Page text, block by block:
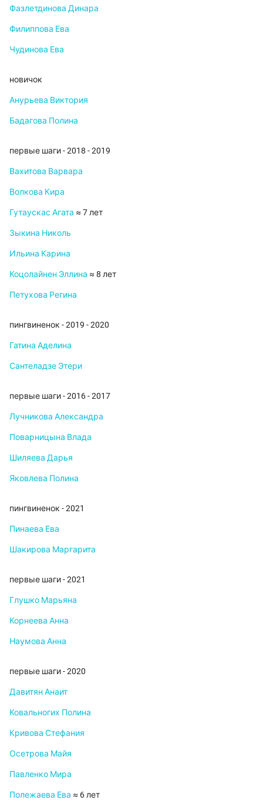
Фазлетдинова Динара
Филиппова Ева
Чудинова Ева
новичок
Анурьева Виктория
Бадагова Полина
первые шаги - 2018 - 2019
Вахитова Варвара
Волкова Кира
Гутаускас Агата ≈ 7 лет
Зыкина Николь
Ильина Карина
Коцолайнен Эллина ≈ 8 лет
Петухова Регина
пингвиненок - 2019 - 2020
Гатина Аделина
Сантеладзе Этери
первые шаги - 2016 - 2017
Лучникова Александра
Поварницына Влада
Шиляева Дарья
Яковлева Полина
пингвиненок - 2021
Пинаева Ева
Шакирова Маргарита
первые шаги - 2021
Глушко Марьяна
Корнеева Анна
Наумова Анна
первые шаги - 2020
Давитян Анаит
Ковальногих Полина
Кривова Стефания
Осетрова Майя
Павленко Мира
Полежаева Ева ≈ 6 лет